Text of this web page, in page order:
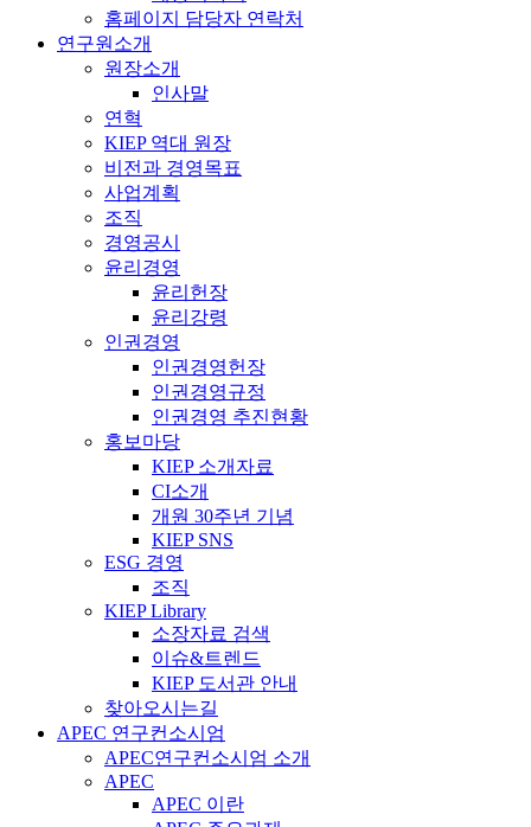
홈페이지 담당자 연락처
연구원소개
원장소개
인사말
연혁
KIEP 역대 원장
비전과 경영목표
사업계획
조직
경영공시
윤리경영
윤리헌장
윤리강령
인권경영
인권경영헌장
인권경영규정
인권경영 추진현황
홍보마당
KIEP 소개자료
CI소개
개원 30주년 기념
KIEP SNS
ESG 경영
조직
KIEP Library
소장자료 검색
이슈&트렌드
KIEP 도서관 안내
찾아오시는길
APEC 연구컨소시엄
APEC연구컨소시엄 소개
APEC
APEC 이란